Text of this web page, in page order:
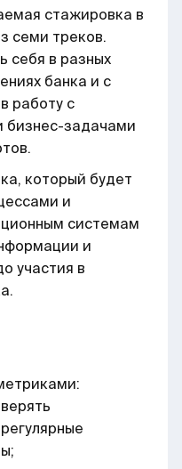
стажировка в
семи треков.
себя в разных
банка и с
работу с
бизнес-задачами
который будет
и
системам
и
участия в